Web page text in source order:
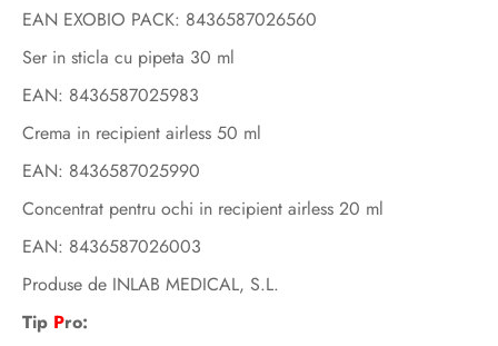
EAN EXOBIO PACK: 8436587026560
Ser in sticla cu pipeta 30 ml
EAN: 8436587025983
Crema in recipient airless 50 ml
EAN: 8436587025990
Concentrat pentru ochi in recipient airless 20 ml
EAN: 8436587026003
Produse de INLAB MEDICAL, S.L.
Tip Pro: